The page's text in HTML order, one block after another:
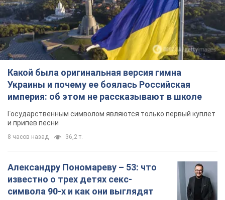
Какой была оригинальная версия гимна
Украины и почему ее боялась Российская
империя: об этом не рассказывают в школе
Государственным символом являются только первый куплет
и припев песни
8 часов назад 36,2 т.
Александру Пономареву – 53: что
известно о трех детях секс-
символа 90-х и как они выглядят